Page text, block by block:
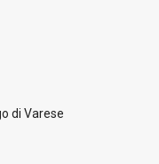
di Varese